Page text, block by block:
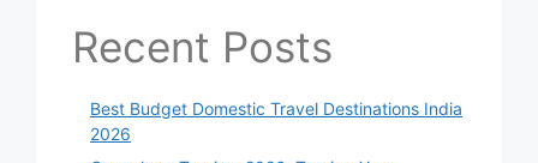
Recent Posts
Best Budget Domestic Travel Destinations India
2026